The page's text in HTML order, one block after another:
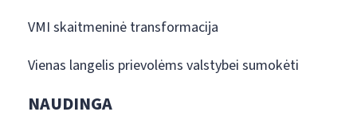
VMI skaitmeninė transformacija
Vienas langelis prievolėms valstybei sumokėti
NAUDINGA